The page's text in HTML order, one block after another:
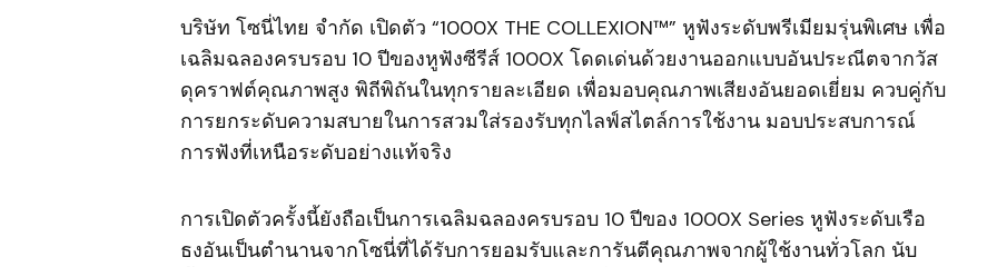
บริษัท โซนี่ไทย จำกัด เปิดตัว “1000X THE COLLEXION™” หูฟังระดับพรีเมียมรุ่นพิเศษ เพื่อ
เฉลิมฉลองครบรอบ 10 ปีของหูฟังซีรีส์ 1000X โดดเด่นด้วยงานออกแบบอันประณีตจากวัส
ดุคราฟต์คุณภาพสูง พิถีพิถันในทุกรายละเอียด เพื่อมอบคุณภาพเสียงอันยอดเยี่ยม ควบคู่กับ
การยกระดับความสบายในการสวมใส่รองรับทุกไลฟ์สไตล์การใช้งาน มอบประสบการณ์
การฟังที่เหนือระดับอย่างแท้จริง
การเปิดตัวครั้งนี้ยังถือเป็นการเฉลิมฉลองครบรอบ 10 ปีของ 1000X Series หูฟังระดับเรือ
ธงอันเป็นตำนานจากโซนี่ที่ได้รับการยอมรับและการันตีคุณภาพจากผู้ใช้งานทั่วโลก นับ